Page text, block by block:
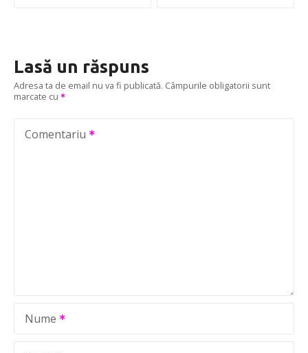
g
a
Lasă un răspuns
Adresa ta de email nu va fi publicată. Câmpurile obligatorii sunt
marcate cu
Comentariu
Nume